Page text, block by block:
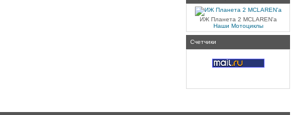
ИЖ Планета 2 MCLAREN'a
Наши Мотоциклы
Счетчики